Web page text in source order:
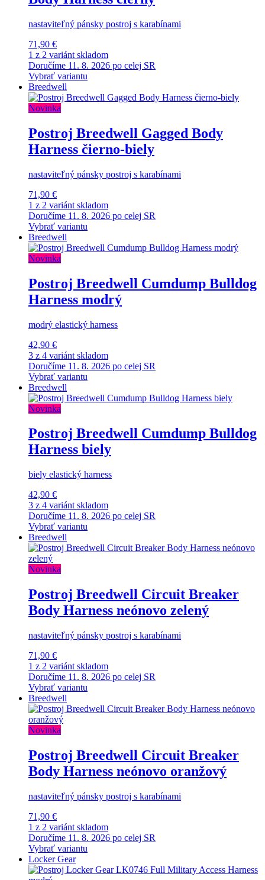
nastaviteľný pánsky postroj s karabínami
71,90 €
1 z 2 variánt skladom
Doručíme 11. 8. 2026 po celej SR
Vybrať variantu
Breedwell
Novinka
Postroj Breedwell Gagged Body
Harness čierno-biely
nastaviteľný pánsky postroj s karabínami
71,90 €
1 z 2 variánt skladom
Doručíme 11. 8. 2026 po celej SR
Vybrať variantu
Breedwell
Novinka
Postroj Breedwell Cumdump Bulldog
Harness modrý
modrý elastický harness
42,90 €
3 z 4 variánt skladom
Doručíme 11. 8. 2026 po celej SR
Vybrať variantu
Breedwell
Novinka
Postroj Breedwell Cumdump Bulldog
Harness biely
biely elastický harness
42,90 €
3 z 4 variánt skladom
Doručíme 11. 8. 2026 po celej SR
Vybrať variantu
Breedwell
Novinka
Postroj Breedwell Circuit Breaker
Body Harness neónovo zelený
nastaviteľný pánsky postroj s karabínami
71,90 €
1 z 2 variánt skladom
Doručíme 11. 8. 2026 po celej SR
Vybrať variantu
Breedwell
Novinka
Postroj Breedwell Circuit Breaker
Body Harness neónovo oranžový
nastaviteľný pánsky postroj s karabínami
71,90 €
1 z 2 variánt skladom
Doručíme 11. 8. 2026 po celej SR
Vybrať variantu
Locker Gear